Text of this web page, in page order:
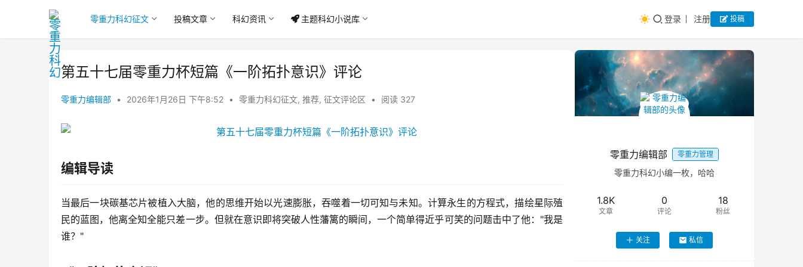
零重力科幻征文 投稿文章 科幻资讯 主题科幻小说库 登录 注册 投稿
第五十七届零重力杯短篇《一阶拓扑意识》评论
零重力编辑部 • 2026年1月26日 下午8:52 • 零重力科幻征文, 推荐, 征文评论区 • 阅读 327
编辑导读
当最后一块碳基芯片被植入大脑，他的思维开始以光速膨胀，吞噬着一切可知与未知。计算永生的方程式，描绘星际殖
民的蓝图，他离全知全能只差一步。但就在意识即将突破人性藩篱的瞬间，一个简单得近乎可笑的问题击中了他："我是
谁？"
零重力编辑部 零重力管理
零重力科幻小编一枚，哈哈
1.8K
文章
0
评论
18
粉丝
关注 私信